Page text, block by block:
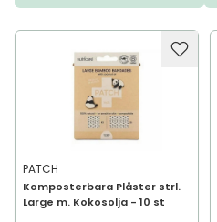
PATCH
Komposterbara Plåster strl.
Large m. Kokosolja - 10 st